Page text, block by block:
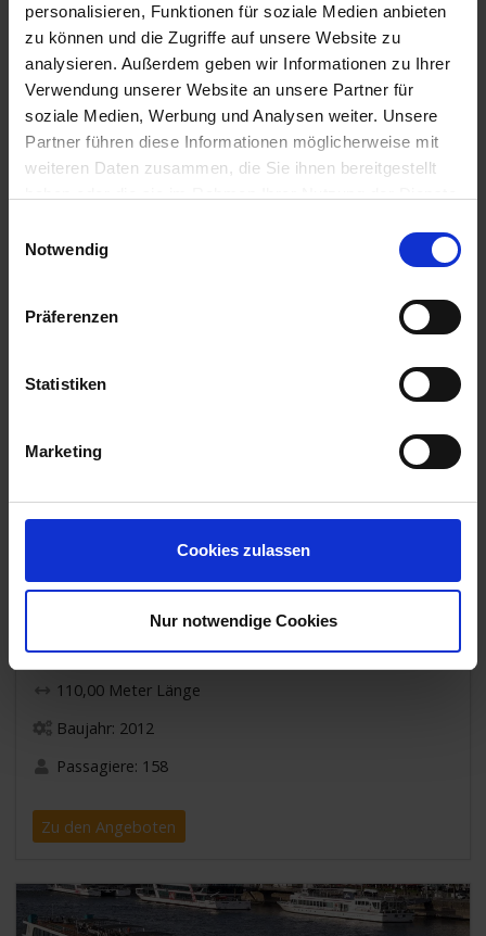
personalisieren, Funktionen für soziale Medien anbieten
zu können und die Zugriffe auf unsere Website zu
analysieren. Außerdem geben wir Informationen zu Ihrer
Verwendung unserer Website an unsere Partner für
soziale Medien, Werbung und Analysen weiter. Unsere
Partner führen diese Informationen möglicherweise mit
weiteren Daten zusammen, die Sie ihnen bereitgestellt
Notwendig
Präferenzen
Statistiken
Marketing
Cookies zulassen
Nur notwendige Cookies
MS Antonia
135,00 Meter Länge
Baujahr: 2021
Passagiere: 190 (bei Doppelbelegung)
MS Ariana
110,00 Meter Länge
Baujahr: 2012
Passagiere: 158
Zu den Angeboten